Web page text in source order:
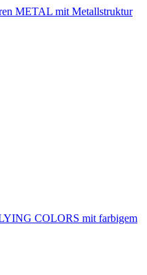
METAL mit Metallstruktur
COLORS mit farbigem